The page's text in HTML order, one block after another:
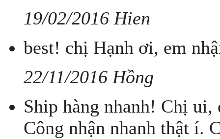
19/02/2016 Hien
best! chị Hạnh ơi, em
22/11/2016 Hồng
Ship hàng nhanh! Chị
Công nhận nhanh thật í.